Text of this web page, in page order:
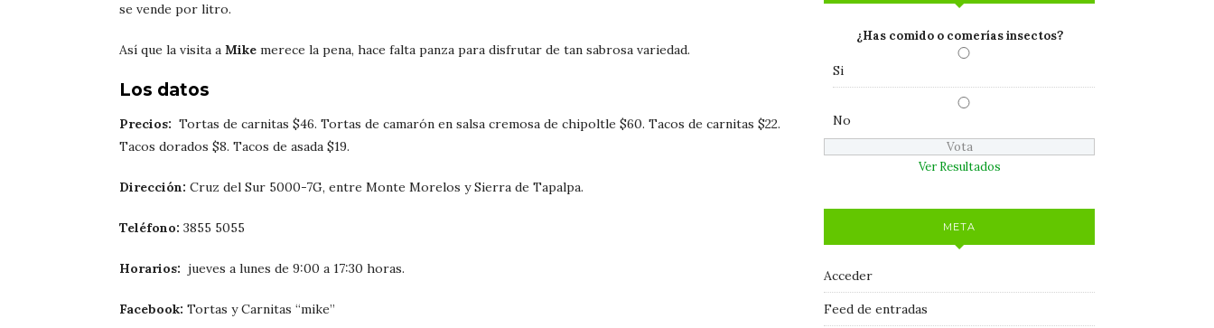
se vende por litro.
Así que la visita a Mike merece la pena, hace falta panza para disfrutar de tan sabrosa variedad.
Los datos
Precios: Tortas de carnitas $46. Tortas de camarón en salsa cremosa de chipoltle $60. Tacos de carnitas $22.
Tacos dorados $8. Tacos de asada $19.
Dirección: Cruz del Sur 5000-7G, entre Monte Morelos y Sierra de Tapalpa.
Teléfono: 3855 5055
Horarios: jueves a lunes de 9:00 a 17:30 horas.
Facebook: Tortas y Carnitas “mike”
¿Has comido o comerías insectos?
Si
No
Ver Resultados
META
Acceder
Feed de entradas